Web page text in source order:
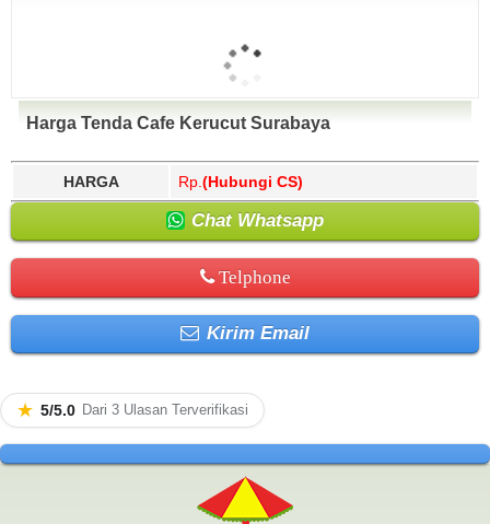
Harga Tenda Cafe Kerucut Surabaya
HARGA Rp. (Hubungi CS)
Chat Whatsapp
Telphone
Kirim Email
★ 5/5.0 Dari 3 Ulasan Terverifikasi